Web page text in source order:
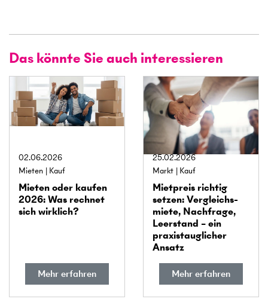
Das könnte Sie auch interessieren
02.06.2026
Mieten Kauf
Mieten oder kaufen
2026: Was rechnet
sich wirklich?
Mehr erfahren
25.02.2026
Markt Kauf
Mietpreis richtig
setzen: Vergleichs­
miete, Nachfrage,
Leerstand – ein
praxis­tauglicher
Ansatz
Mehr erfahren